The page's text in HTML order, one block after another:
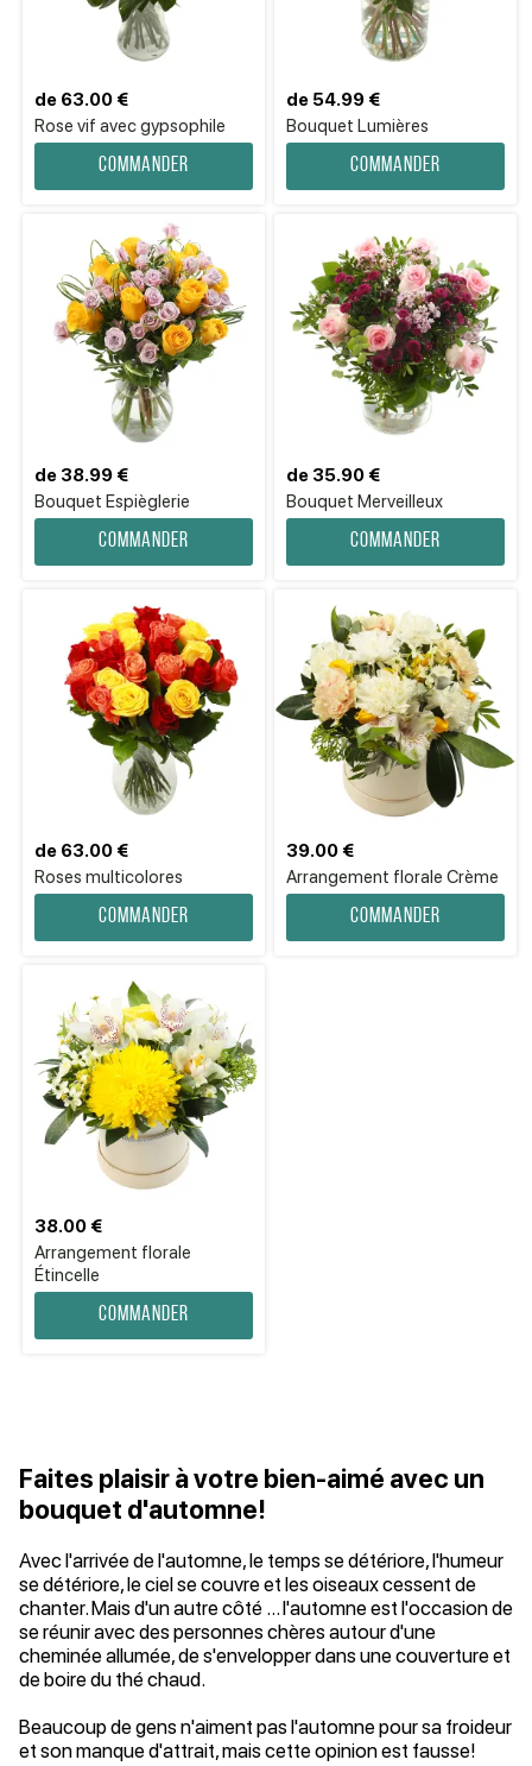
Rose vif avec gypsophile
de 63.00 €
Commander
Bouquet Lumières
de 54.99 €
Commander
Bouquet Espièglerie
de 38.99 €
Commander
Bouquet Merveilleux
de 35.90 €
Commander
Roses multicolores
de 63.00 €
Commander
Arrangement florale Crème
39.00 €
Commander
Arrangement florale
Étincelle
38.00 €
Commander
Faites plaisir à votre bien-aimé avec un
bouquet d'automne!
Avec l'arrivée de l'automne, le temps se détériore, l'humeur
se détériore, le ciel se couvre et les oiseaux cessent de
chanter. Mais d'un autre côté ... l'automne est l'occasion de
se réunir avec des personnes chères autour d'une
cheminée allumée, de s'envelopper dans une couverture et
de boire du thé chaud.
Beaucoup de gens n'aiment pas l'automne pour sa froideur
et son manque d'attrait, mais cette opinion est fausse!